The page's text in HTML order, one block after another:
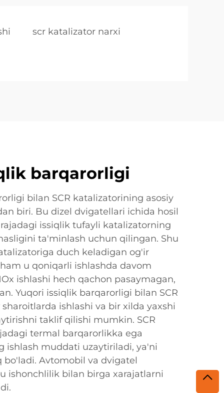
scr katalizator narxi
barqarorligi
bilan SCR katalizatorining asosiy
biri. Bu dizel dvigatellari ichida hosil
issiqlik tufayli katalizatorning
ta'minlash uchun qilingan. Shu
duch keladigan og'ir
u qoniqarli ishlashda davom
ishlashi hech qachon pasaymagan,
Yuqori issiqlik barqarorligi bilan SCR
ishlashi va bir xilda yaxshi
taklif qilishi mumkin. SCR
termal barqarorlikka ega
ishlash muddati uzaytiriladi, ya'ni
Avtomobil va dvigatel
ishonchlilik bilan birga xarajatlarni